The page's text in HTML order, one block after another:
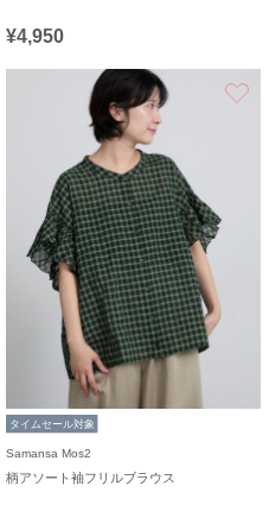
¥4,950
タイムセール対象
Samansa Mos2
柄アソート袖フリルブラウス